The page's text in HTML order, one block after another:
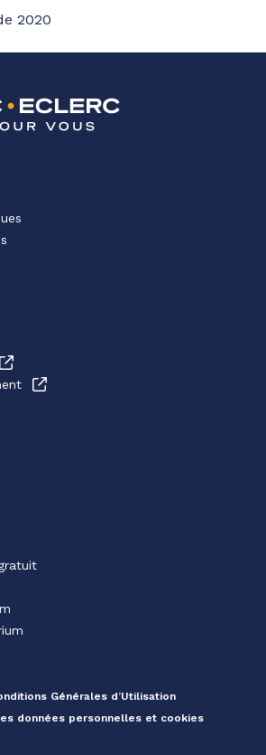
2020
Générales d’Utilisation
données personnelles et cookies